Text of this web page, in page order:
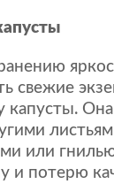
свежие
капусты.
или
и потерю